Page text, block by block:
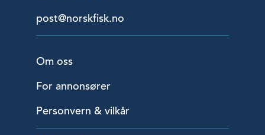
post@norskfisk.no
Om oss
For annonsører
Personvern & vilkår